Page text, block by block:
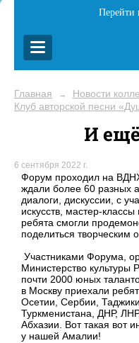
Перейти
Главная → Новости
Клуб авторской песни
И
6 сентября 2022 г.
Форум проходил на
ждали более 60 разных
диалоги, дискуссии, с
искусств, мастер-
ребята смогли
поделиться творческим
Участниками Форума,
Министерство культуры
почти 2000 юных
в Москву приехали
Осетии, Сербии,
Туркменистана, ДНР,
Абхазии. Вот такая вот
у нашей Амалии!